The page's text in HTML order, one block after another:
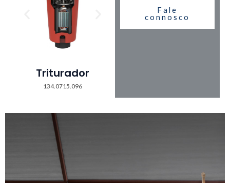
Triturador
134.0715.096
Fale
connosco